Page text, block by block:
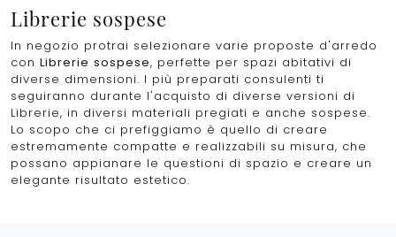
Librerie sospese
In negozio protrai selezionare varie proposte d'arredo
con Librerie sospese, perfette per spazi abitativi di
diverse dimensioni. I più preparati consulenti ti
seguiranno durante l'acquisto di diverse versioni di
Librerie, in diversi materiali pregiati e anche sospese.
Lo scopo che ci prefiggiamo è quello di creare
estremamente compatte e realizzabili su misura, che
possano appianare le questioni di spazio e creare un
elegante risultato estetico.